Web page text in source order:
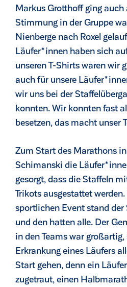
Markus Grotthoff ging auch
Stimmung in der Gruppe
Nienberge nach Roxel
Läufer*innen haben sich
unseren T-Shirts waren wir
auch für unsere
wir uns bei der
konnten. Wir konnten fast
besetzen, das macht unser
Zum Start des Marathons
Schimanski die
gesorgt, dass die Staffeln
Trikots ausgestattet
sportlichen Event stand der
und den hatten alle. Der
in den Teams war
Erkrankung eines Läufers
Start gehen, denn ein
zugetraut, einen